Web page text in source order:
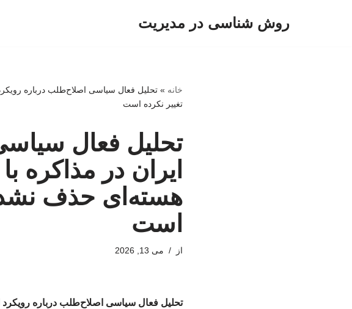
روش شناسی در مدیریت
خانه »تحلیل فعال سیاسی اصلاح‌طلب درباره
تغییر نکرده است
تحلیل فعال
ایران در مذاکره
هسته‌ای حذف
است
از می 13, 2026
تحلیل فعال سیاسی اصلاح‌طلب درباره